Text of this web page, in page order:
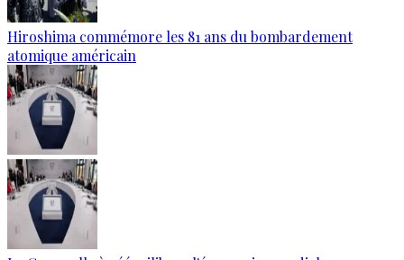
Hiroshima commémore les 81 ans du bombardement
atomique américain